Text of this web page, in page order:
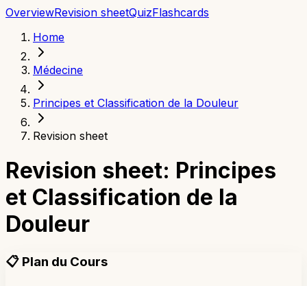
OverviewRevision sheetQuizFlashcards
Home
Médecine
Principes et Classification de la Douleur
Revision sheet
Revision sheet: Principes
et Classification de la
Douleur
📋 Plan du Cours